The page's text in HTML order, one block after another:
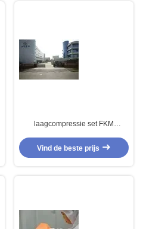
laagcompressie set FKM
automobielindustrie met hoge
Vind de beste prijs